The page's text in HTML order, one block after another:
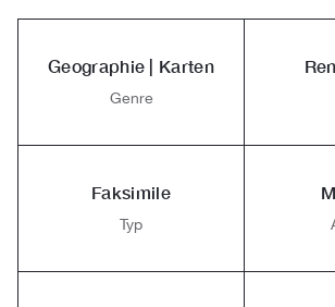
Geographie | Karten
Genre
Faksimile
Typ